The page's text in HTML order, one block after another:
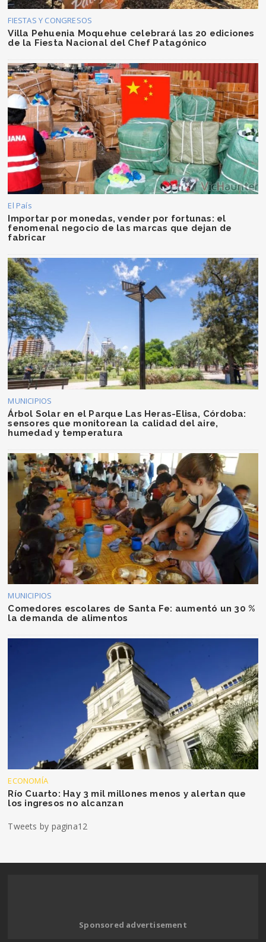
FIESTAS Y CONGRESOS
Villa Pehuenia Moquehue celebrará las 20 ediciones
de la Fiesta Nacional del Chef Patagónico
El País
Importar por monedas, vender por fortunas: el
fenomenal negocio de las marcas que dejan de
fabricar
MUNICIPIOS
Árbol Solar en el Parque Las Heras-Elisa, Córdoba:
sensores que monitorean la calidad del aire,
humedad y temperatura
MUNICIPIOS
Comedores escolares de Santa Fe: aumentó un 30 %
la demanda de alimentos
ECONOMÍA
Río Cuarto: Hay 3 mil millones menos y alertan que
los ingresos no alcanzan
Tweets by pagina12
Sponsored advertisement